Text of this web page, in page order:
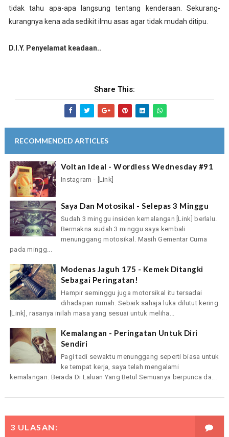
tidak tahu apa-apa langsung tentang kenderaan. Sekurang-
kurangnya kena ada sedikit ilmu asas agar tidak mudah ditipu.
D.I.Y. Penyelamat keadaan..
Share This:
RECOMMENDED ARTICLES
Voltan Ideal - Wordless Wednesday #91
Instagram - [Link]
Saya Dan Motosikal - Selepas 3 Minggu
Sudah 3 minggu insiden kemalangan [Link] berlalu.
Bermakna sudah 3 minggu saya kembali
menunggang motosikal. Masih Gementar Cuma
pada mingg...
Modenas Jaguh 175 - Kemek Ditangki
Sebagai Peringatan!
Hampir seminggu juga motorsikal itu tersadai
dihadapan rumah. Sebaik sahaja luka dilutut kering
[Link], rasanya inilah masa yang sesuai untuk meliha...
Kemalangan - Peringatan Untuk Diri
Sendiri
Pagi tadi sewaktu menunggang seperti biasa untuk
ke tempat kerja, saya telah mengalami
kemalangan. Berada Di Laluan Yang Betul Semuanya berpunca da...
3 ULASAN: